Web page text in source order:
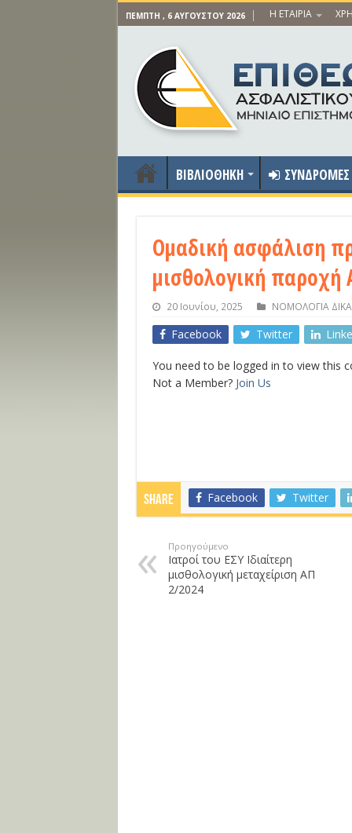
ΠΈΜΠΤΗ , 6 ΑΥΓΟΎΣΤΟΥ 2026 Η ΕΤΑΙΡΙΑ
ΒΙΒΛΙΟΘΗΚΗ ΣΥΝΔΡΟΜΕΣ
Ομαδική ασφάλιση
μισθολογική παροχή
20 Ιουνίου, 2025 ΝΟΜΟΛΟΓΙΑ
Facebook Twitter
You need to be logged in to view this
Not a Member? Join Us
Share Facebook Twitter
Προηγούμενο
Ιατροί του ΕΣΥ Ιδιαίτερη
μισθολογική μεταχείριση ΑΠ
2/2024